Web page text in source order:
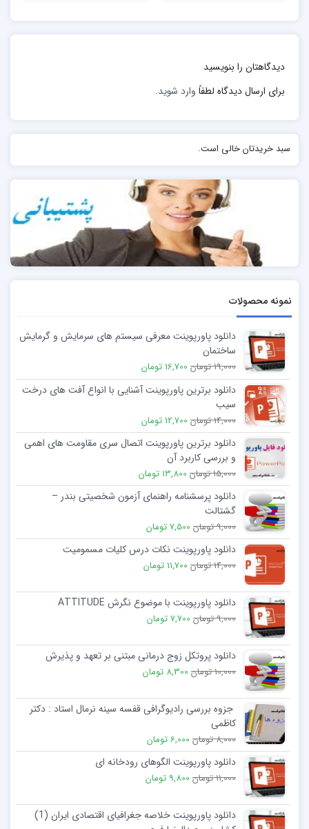
مطابق نمی باشد. بنابراین لازم است که پرستار مقدار داروی
دیدگاهتان را بنویسید
برای ارسال دیدگاه لطفاً وارد شوید.
سبد خریدتان خالی است.
نمونه محصولات
دانلود پاورپوینت معرفی سیستم های سرمایش و گرمایش
ساختمان
19,000 تومان 16,700 تومان
دانلود برترین پاورپوینت آشنایی با انواع آفت های درخت
سیب
14,000 تومان 12,700 تومان
دانلود برترین پاورپوینت اتصال سری مقاومت های اهمی
و بررسی کاربرد آن
15,000 تومان 13,800 تومان
دانلود پرسشنامه راهنمای آزمون شخصیتی بندر –
گشتالت
9,000 تومان 7,500 تومان
دانلود پاورپوینت نکات درس كليات مسموميت
14,000 تومان 11,700 تومان
دانلود پاورپوینت با موضوع نگرش ATTITUDE
9,000 تومان 7,700 تومان
دانلود پروتکل زوج درمانی مبتنی بر تعهد و پذیرش
10,000 تومان 8,300 تومان
جزوه بررسی رادیوگرافی قفسه سینه نرمال استاد : دکتر
کاظمی
8,000 تومان 6,000 تومان
دانلود پاورپوینت الگوهای رودخانه ای
11,000 تومان 9,800 تومان
دانلود پاورپوینت خلاصه جغرافیای اقتصادی ایران (1)